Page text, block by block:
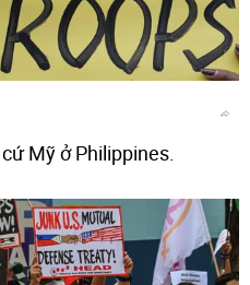
Mỹ ở Philippines.